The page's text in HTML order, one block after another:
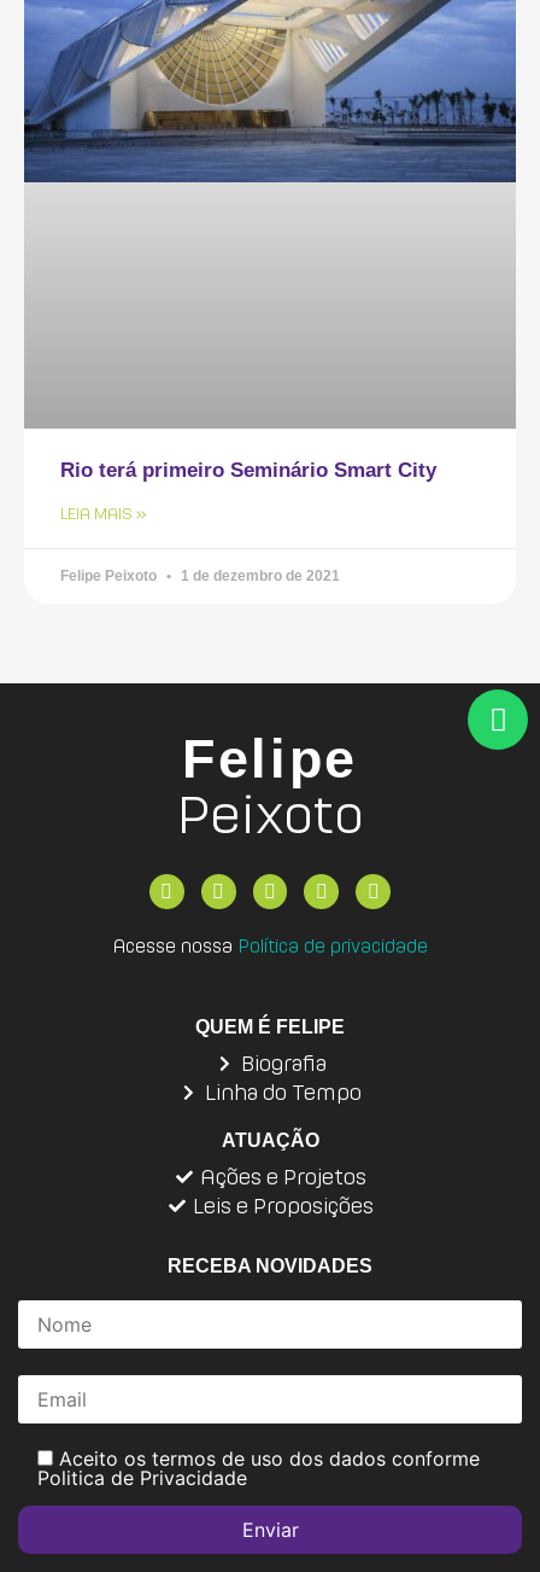
Rio terá primeiro Seminário Smart City
LEIA MAIS »
Felipe Peixoto 1 de dezembro de 2021
Felipe
Peixoto
Acesse nossa Política de privacidade
QUEM É FELIPE
Biografia
Linha do Tempo
ATUAÇÃO
Ações e Projetos
Leis e Proposições
RECEBA NOVIDADES
Aceito os termos de uso dos dados conforme
Politica de Privacidade